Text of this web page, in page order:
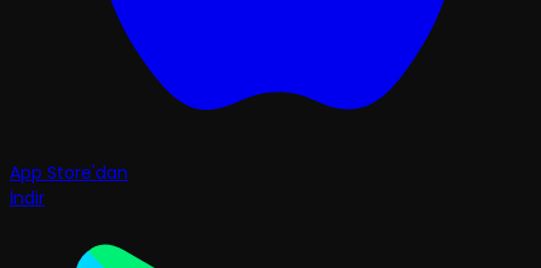
App Store'dan
İndir